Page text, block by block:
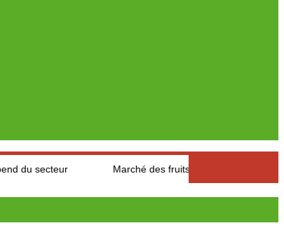
Marché des fruits est légumes : Les producteurs des